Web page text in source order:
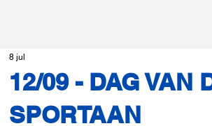
12/09 - DAG VAN
SPORTAAN
8 jul